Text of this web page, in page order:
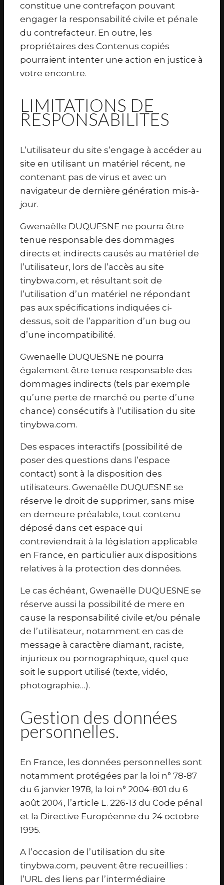
constitue une contrefaçon pouvant
engager la responsabilité civile et pénale
du contrefacteur. En outre, les
propriétaires des Contenus copiés
pourraient intenter une action en justice à
votre encontre.
LIMITATIONS DE
RESPONSABILITES
L’utilisateur du site s’engage à accéder au
site en utilisant un matériel récent, ne
contenant pas de virus et avec un
navigateur de dernière génération mis-à-
jour.
Gwenaëlle DUQUESNE ne pourra être
tenue responsable des dommages
directs et indirects causés au matériel de
l’utilisateur, lors de l’accès au site
tinybwa.com, et résultant soit de
l’utilisation d’un matériel ne répondant
pas aux spécifications indiquées ci-
dessus, soit de l’apparition d’un bug ou
d’une incompatibilité.
Gwenaëlle DUQUESNE ne pourra
également être tenue responsable des
dommages indirects (tels par exemple
qu’une perte de marché ou perte d’une
chance) consécutifs à l’utilisation du site
tinybwa.com.
Des espaces interactifs (possibilité de
poser des questions dans l’espace
contact) sont à la disposition des
utilisateurs. Gwenaëlle DUQUESNE se
réserve le droit de supprimer, sans mise
en demeure préalable, tout contenu
déposé dans cet espace qui
contreviendrait à la législation applicable
en France, en particulier aux dispositions
relatives à la protection des données.
Le cas échéant, Gwenaëlle DUQUESNE se
réserve aussi la possibilité de mere en
cause la responsabilité civile et/ou pénale
de l’utilisateur, notamment en cas de
message à caractère diamant, raciste,
injurieux ou pornographique, quel que
soit le support utilisé (texte, vidéo,
photographie…).
Gestion des données
personnelles.
En France, les données personnelles sont
notamment protégées par la loi n° 78-87
du 6 janvier 1978, la loi n° 2004-801 du 6
août 2004, l’article L. 226-13 du Code pénal
et la Directive Européenne du 24 octobre
1995.
A l’occasion de l’utilisation du site
tinybwa.com, peuvent être recueillies :
l’URL des liens par l’intermédiaire